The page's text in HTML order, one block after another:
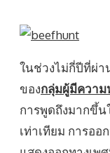
ในช่วงไม่กี่ปีที่ผ่า
ของกลุ่มผู้มีความ
การพูดถึงมากขึ้น
เท่าเทียม การออ